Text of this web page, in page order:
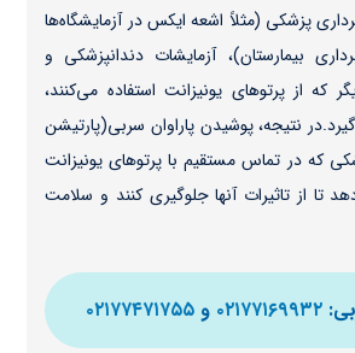
پزشکی (مثلاً اشعه ایکس در آزمایشگاه‌ها
بیمارستان)، آزمایشات دندانپزشکی و
که از پرتوهای یونیزانت استفاده می‌کنند،
نتیجه، پوشیدن پاراوان سربی(پارتیشن‌
که در تماس مستقیم با پرتوهای یونیزانت
تا از تاثیرات آنها جلوگیری کنند و سلامت
۰۲۱۷۷۱۶۹۹۳۲ و۰۲۱۷۷۴۷۱۷۵۵